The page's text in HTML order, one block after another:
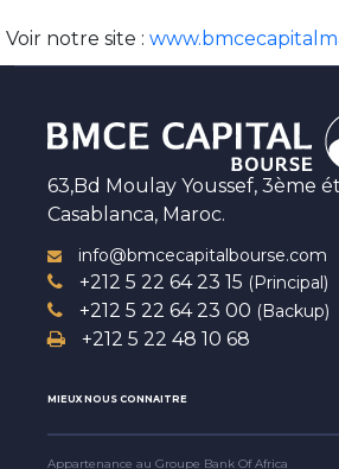
Voir notre site :
63,Bd Moulay Youssef, 3ème
Casablanca, Maroc.
info@bmcecapitalbourse.com
+212 5 22 64 23 15 (Principal)
+212 5 22 64 23 00 (Backup)
+212 5 22 48 10 68
MIEUX NOUS CONNAITRE
Appartenance au Groupe Bank Of Africa